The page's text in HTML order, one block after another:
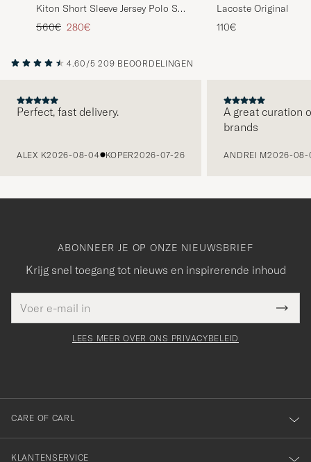
Kiton Short Sleeve Jersey Polo Sky
Blue
Reguliere prijs
560€ Verlaagd prijs
280€
Lacoste Original
Varech
110€
4.60/5 209 BEOORDELINGEN
Perfect, fast delivery.
ALEX K2026-08-04 KOPER2026-07-26
A great curation
brands
ANDREI M2026-08-
ABONNEER JE OP ONZE NIEUWSBRIEF
Krijg snel toegang tot nieuws en inspirerende inhoud
mailadres
veldBedankt
voor
onze
nieuwsbrief!
LEES MEER OVER ONS PRIVACYBELEID
CARE OF CARL
KLANTENSERVICE